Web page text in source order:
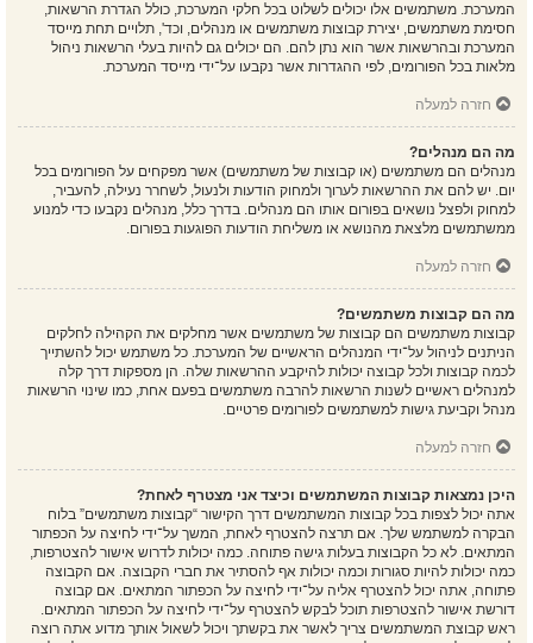
המערכת. משתמשים אלו יכולים לשלוט בכל חלקי המערכת, כולל הגדרת הרשאות,
חסימת משתמשים, יצירת קבוצות משתמשים או מנהלים, וכד', תלויים תחת מייסד
המערכת ובהרשאות אשר הוא נתן להם. הם יכולים גם להיות בעלי הרשאות ניהול
מלאות בכל הפורומים, לפי ההגדרות אשר נקבעו על־ידי מייסד המערכת.
חזרה למעלה
מה הם מנהלים?
מנהלים הם משתמשים (או קבוצות של משתמשים) אשר מפקחים על הפורומים בכל
יום. יש להם את ההרשאות לערוך ולמחוק הודעות ולנעול, לשחרר נעילה, להעביר,
למחוק ולפצל נושאים בפורום אותו הם מנהלים. בדרך כלל, מנהלים נקבעו כדי למנוע
ממשתמשים מלצאת מהנושא או משליחת הודעות הפוגעות בפורום.
חזרה למעלה
מה הם קבוצות משתמשים?
קבוצות משתמשים הם קבוצות של משתמשים אשר מחלקים את הקהילה לחלקים
הניתנים לניהול על־ידי המנהלים הראשיים של המערכת. כל משתמש יכול להשתייך
לכמה קבוצות ולכל קבוצה יכולות להיקבע ההרשאות שלה. הן מספקות דרך קלה
למנהלים ראשיים לשנות הרשאות להרבה משתמשים בפעם אחת, כמו שינוי הרשאות
מנהל וקביעת גישות למשתמשים לפורומים פרטיים.
חזרה למעלה
היכן נמצאות קבוצות המשתמשים וכיצד אני מצטרף לאחת?
אתה יכול לצפות בכל קבוצות המשתמשים דרך הקישור “קבוצות משתמשים” בלוח
הבקרה למשתמש שלך. אם תרצה להצטרף לאחת, המשך על־ידי לחיצה על הכפתור
המתאים. לא כל הקבוצות בעלות גישה פתוחה. כמה יכולות לדרוש אישור להצטרפות,
כמה יכולות להיות סגורות וכמה יכולות אף להסתיר את חברי הקבוצה. אם הקבוצה
פתוחה, אתה יכול להצטרף אליה על־ידי לחיצה על הכפתור המתאים. אם קבוצה
דורשת אישור להצטרפות תוכל לבקש להצטרף על־ידי לחיצה על הכפתור המתאים.
ראש קבוצת המשתמשים צריך לאשר את בקשתך ויכול לשאול אותך מדוע אתה רוצה